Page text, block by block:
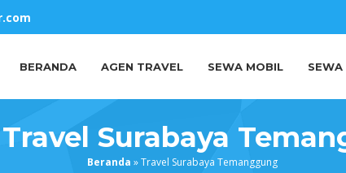
BERANDA AGEN TRAVEL SEWA MOBIL SEWA
Travel Surabaya
Beranda »Travel Surabaya Temanggung